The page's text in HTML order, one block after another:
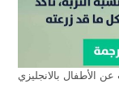
عن الأطفال بالانجليزي